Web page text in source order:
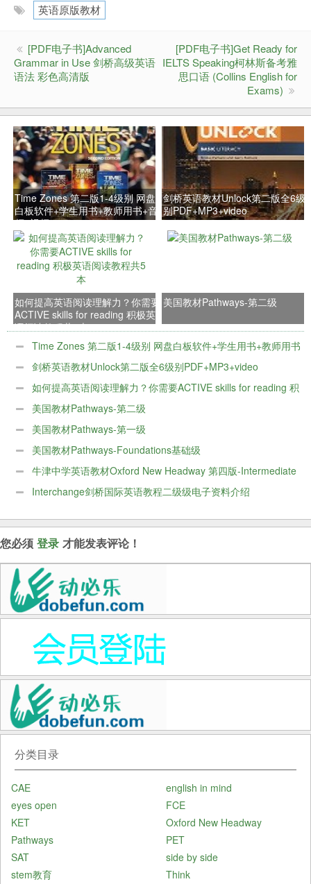
英语原版教材
[PDF电子书]Advanced
Grammar in Use 剑桥高级英语
语法 彩色高清版
[PDF电子书]Get Ready for
IELTS Speaking柯林斯备考雅
思口语 (Collins English for
Exams)
Time Zones 第二版1-4级别 网盘
白板软件+学生用书+教师用书+音
频+视频
剑桥英语教材Unlock第二版全6级
别PDF+MP3+video
如何提高英语阅读理解力？你需要
ACTIVE skills for reading 积极英
语阅读教程共5本
美国教材Pathways-第二级
Time Zones 第二版1-4级别 网盘白板软件+学生用书+教师用书
+音频+视频
剑桥英语教材Unlock第二版全6级别PDF+MP3+video
如何提高英语阅读理解力？你需要ACTIVE skills for reading 积
极英语阅读教程共5本
美国教材Pathways-第二级
美国教材Pathways-第一级
美国教材Pathways-Foundations基础级
牛津中学英语教材Oxford New Headway 第四版-Intermediate
级别Interchange剑桥国际英语教程二级级电子资料介绍
您必须 登录 才能发表评论！
分类目录
CAE
english in mind
eyes open
FCE
KET
Oxford New Headway
Pathways
PET
SAT
side by side
stem教育
Think